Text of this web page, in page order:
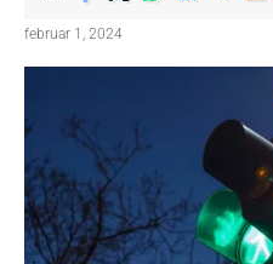
februar 1, 2024